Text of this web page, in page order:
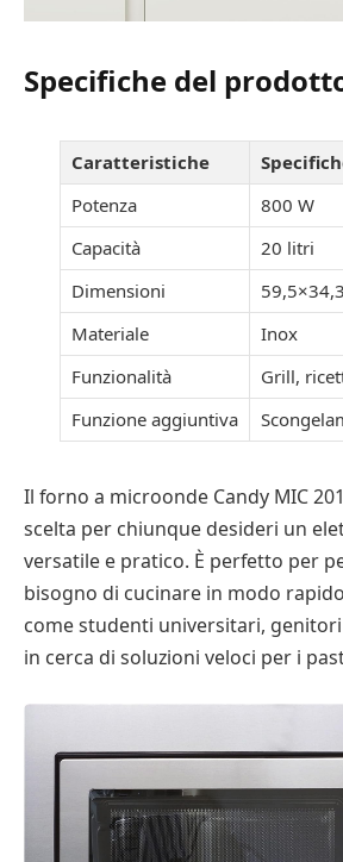
Specifiche del
Caratteristiche
Potenza
800 W
Capacità
20 litri
Dimensioni
Materiale
Inox
Funzionalità
Grill,
Funzione aggiuntiva
Il forno a microonde Candy MIC
scelta per chiunque desideri un
versatile e pratico. È perfetto per
bisogno di cucinare in modo
come studenti universitari,
in cerca di soluzioni veloci per i